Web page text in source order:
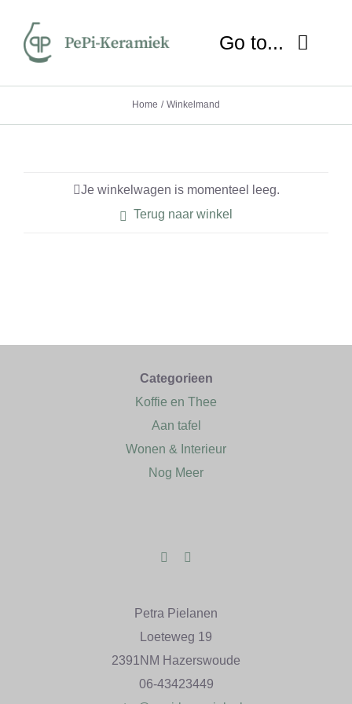
inhoud
Go to...
HOME
NIEUWS
Home Winkelmand
Je winkelwagen is momenteel leeg.
Terug naar winkel
Categorieen
Koffie en Thee
Aan tafel
Wonen & Interieur
Nog Meer
Petra Pielanen
Loeteweg 19
2391NM Hazerswoude
06-43423449